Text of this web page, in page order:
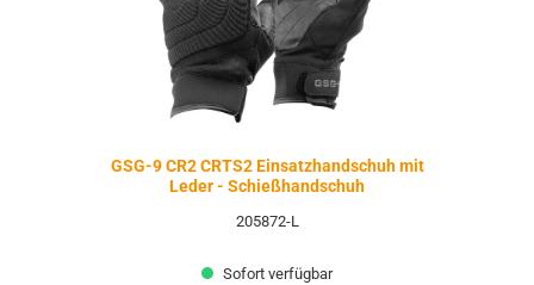
GSG-9 CR2 CRTS2 Einsatzhandschuh mit
Leder - Schießhandschuh
205872-L
Sofort verfügbar